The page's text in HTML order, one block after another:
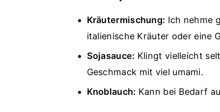
Kräutermischung: Ich nehme
italienische Kräuter oder eine
Sojasauce: Klingt vielleicht
Geschmack mit viel umami.
Knoblauch: Kann bei Bedarf